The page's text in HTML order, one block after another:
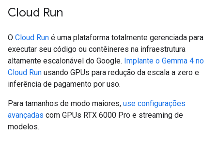
Cloud Run
O Cloud Run é uma plataforma totalmente gerenciada para
executar seu código ou contêineres na infraestrutura
altamente escalonável do Google. Implante o Gemma 4 no
Cloud Run usando GPUs para redução da escala a zero e
inferência de pagamento por uso.
Para tamanhos de modo maiores, use configurações
avançadas com GPUs RTX 6000 Pro e streaming de
modelos.